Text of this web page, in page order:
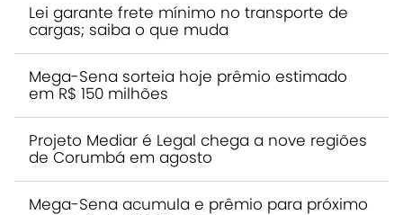
Lei garante frete mínimo no transporte de
cargas; saiba o que muda
Mega-Sena sorteia hoje prêmio estimado
em R$ 150 milhões
Projeto Mediar é Legal chega a nove regiões
de Corumbá em agosto
Mega-Sena acumula e prêmio para próximo